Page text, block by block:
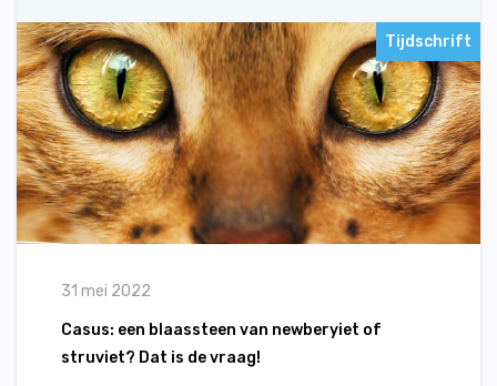
Tijdschrift
31 mei 2022
Casus: een blaassteen van newberyiet of
struviet? Dat is de vraag!